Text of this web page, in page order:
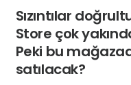
Sızıntılar
Store çok
Peki bu
satılacak?